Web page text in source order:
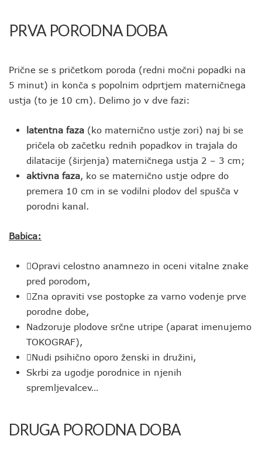
PRVA PORODNA DOBA
Prične se s pričetkom poroda (redni močni popadki na
5 minut) in konča s popolnim odprtjem materničnega
ustja (to je 10 cm). Delimo jo v dve fazi:
latentna faza (ko maternično ustje zori) naj bi se
pričela ob začetku rednih popadkov in trajala do
dilatacije (širjenja) materničnega ustja 2 – 3 cm;
aktivna faza, ko se maternično ustje odpre do
premera 10 cm in se vodilni plodov del spušča v
porodni kanal.
Babica:
Opravi celostno anamnezo in oceni vitalne znake
pred porodom,
Zna opraviti vse postopke za varno vodenje prve
porodne dobe,
Nadzoruje plodove srčne utripe (aparat imenujemo
TOKOGRAF),
Nudi psihično oporo ženski in družini,
Skrbi za ugodje porodnice in njenih
spremljevalcev…
DRUGA PORODNA DOBA